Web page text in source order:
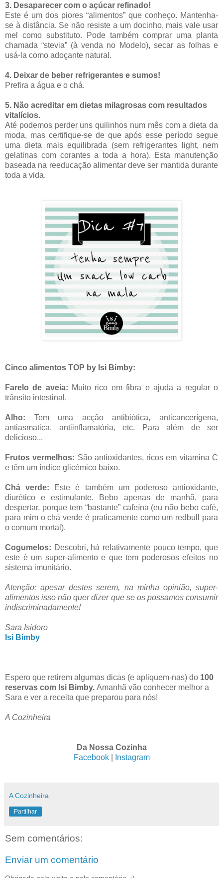
3. Desaparecer com o açúcar refinado!
Este é um dos piores “alimentos” que conheço. Mantenha-
se à distância. Se não resiste a um docinho, mais vale usar
mel como substituto. Pode também comprar uma planta
chamada “stevia” (à venda no Modelo), secar as folhas e
usá-la como adoçante natural.
4. Deixar de beber refrigerantes e sumos!
Prefira a água e o chá.
5. Não acreditar em dietas milagrosas com resultados
vitalícios.
Até podemos perder uns quilinhos num mês com a dieta da
moda, mas certifique-se de que após esse período segue
uma dieta mais equilibrada (sem refrigerantes light, nem
gelatinas com corantes a toda a hora). Esta manutenção
baseada na reeducação alimentar deve ser mantida durante
toda a vida.
Cinco alimentos TOP by Isi Bimby:
Farelo de aveia: Muito rico em fibra e ajuda a regular o
trânsito intestinal.
Alho: Tem uma acção antibiótica, anticancerígena,
antiasmatica, antiinflamatória, etc. Para além de ser
delicioso...
Frutos vermelhos: São antioxidantes, ricos em vitamina C
e têm um índice glicémico baixo.
Chá verde: Este é também um poderoso antioxidante,
diurético e estimulante. Bebo apenas de manhã, para
despertar, porque tem “bastante” cafeína (eu não bebo café,
para mim o chá verde é praticamente como um redbull para
o comum mortal).
Cogumelos: Descobri, há relativamente pouco tempo, que
este é um super-alimento e que tem poderosos efeitos no
sistema imunitário.
Atenção: apesar destes serem, na minha opinião, super-
alimentos isso não quer dizer que se os possamos consumir
indiscriminadamente!
Sara Isidoro
Isi Bimby
Espero que retirem algumas dicas (e apliquem-nas) do 100
reservas com Isi Bimby. Amanhã vão conhecer melhor a
Sara e ver a receita que preparou para nós!
A Cozinheira
Da Nossa Cozinha
Facebook| Instagram
A Cozinheira
Partilhar
Sem comentários:
Enviar um comentário